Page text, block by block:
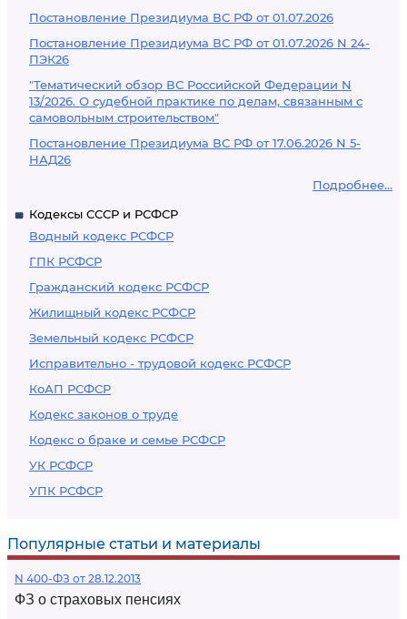
Постановление Президиума ВС РФ от 01.07.2026
Постановление Президиума ВС РФ от 01.07.2026 N 24-
ПЭК26
"Тематический обзор ВС Российской Федерации N
13/2026. О судебной практике по делам, связанным с
самовольным строительством"
Постановление Президиума ВС РФ от 17.06.2026 N 5-
НАД26
Подробнее...
Кодексы СССР и РСФСР
Водный кодекс РСФСР
ГПК РСФСР
Гражданский кодекс РСФСР
Жилищный кодекс РСФСР
Земельный кодекс РСФСР
Исправительно - трудовой кодекс РСФСР
КоАП РСФСР
Кодекс законов о труде
Кодекс о браке и семье РСФСР
УК РСФСР
УПК РСФСР
Популярные статьи и материалы
N 400-ФЗ от 28.12.2013
ФЗ о страховых пенсиях